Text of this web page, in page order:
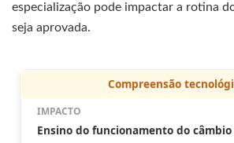
especialização pode impactar a rotina
seja aprovada.
Compreensão
Ensino do funcionamento do